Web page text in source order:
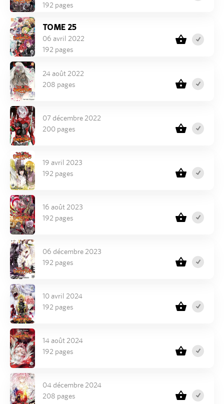
192 pages
TOME 25
06 avril 2022
192 pages
24 août 2022
208 pages
07 décembre 2022
200 pages
19 avril 2023
192 pages
16 août 2023
192 pages
06 décembre 2023
192 pages
10 avril 2024
192 pages
14 août 2024
192 pages
04 décembre 2024
208 pages